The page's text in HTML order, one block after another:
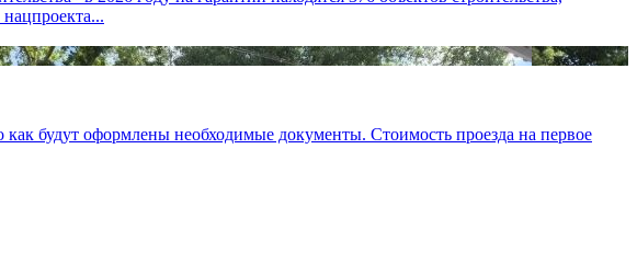
будут оформлены необходимые документы. Стоимость проезда на первое